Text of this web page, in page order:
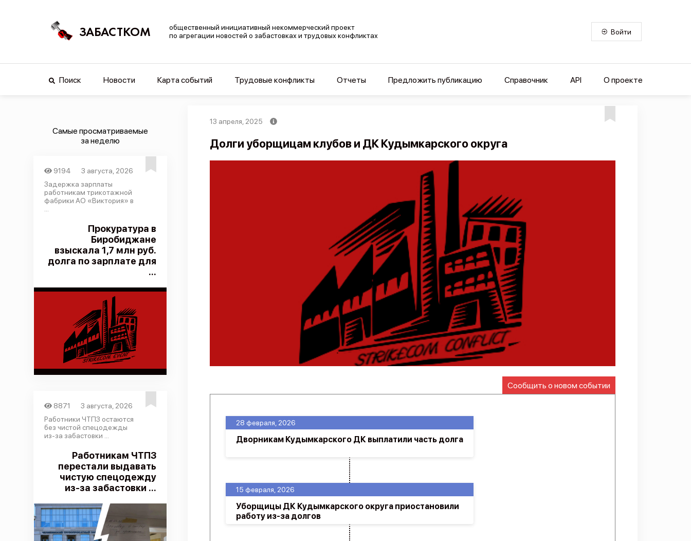
ЗАБАСТКОМ
общественный инициативный некоммерческий проект
по агрегации новостей о забастовках и трудовых конфликтах
Войти
Поиск Новости Карта событий Трудовые конфликты Отчеты Предложить публикацию Справочник API О проекте
Самые просматриваемые
за неделю
9194
3 августа, 2026
Задержка зарплаты
работникам трикотажной
фабрики АО «Виктория» в
Прокуратура в
Биробиджане
взыскала 1,7 млн руб.
долга по зарплате для
...
8871
3 августа, 2026
Работники ЧТПЗ остаются
без чистой спецодежды
из-за забастовки ...
Работникам ЧТПЗ
перестали выдавать
чистую спецодежду
из-за забастовки ...
13 апреля, 2025
Долги уборщицам клубов и ДК Кудымкарского округа
Сообщить о новом событии
15 февраля, 2026
Уборщицы ДК Кудымкарского округа приостановили
работу из-за долгов
28 февраля, 2026
Дворникам Кудымкарского ДК выплатили часть долга